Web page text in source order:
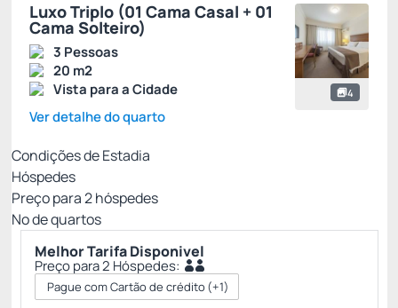
4
Luxo Triplo (01 Cama Casal + 01
Cama Solteiro)
3 Pessoas
20 m2
Vista para a Cidade
Ver detalhe do quarto
Condições de Estadia
Hóspedes
Preço para2hóspedes
Nº de quartos
Melhor Tarifa Disponivel
Preço para 2 Hóspedes:
Pague com Cartão de crédito(+1)